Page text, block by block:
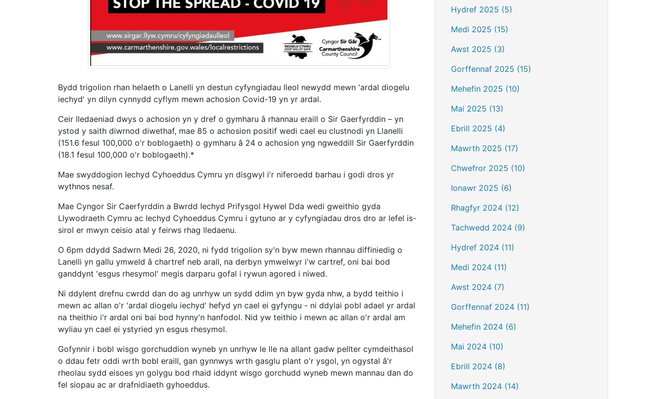
Bydd trigolion rhan helaeth o Lanelli yn destun cyfyngiadau lleol newydd mewn 'ardal diogelu
iechyd' yn dilyn cynnydd cyflym mewn achosion Covid-19 yn yr ardal.
Ceir lledaeniad dwys o achosion yn y dref o gymharu â rhannau eraill o Sir Gaerfyrddin – yn
ystod y saith diwrnod diwethaf, mae 85 o achosion positif wedi cael eu clustnodi yn Llanelli
(151.6 fesul 100,000 o'r boblogaeth) o gymharu â 24 o achosion yng ngweddill Sir Gaerfyrddin
(18.1 fesul 100,000 o'r boblogaeth).*
Mae swyddogion Iechyd Cyhoeddus Cymru yn disgwyl i'r niferoedd barhau i godi dros yr
wythnos nesaf.
Mae Cyngor Sir Caerfyrddin a Bwrdd Iechyd Prifysgol Hywel Dda wedi gweithio gyda
Llywodraeth Cymru ac Iechyd Cyhoeddus Cymru i gytuno ar y cyfyngiadau dros dro ar lefel is-
sirol er mwyn ceisio atal y feirws rhag lledaenu.
O 6pm ddydd Sadwrn Medi 26, 2020, ni fydd trigolion sy'n byw mewn rhannau diffiniedig o
Lanelli yn gallu ymweld â chartref neb arall, na derbyn ymwelwyr i'w cartref, oni bai bod
ganddynt 'esgus rhesymol' megis darparu gofal i rywun agored i niwed.
Ni ddylent drefnu cwrdd dan do ag unrhyw un sydd ddim yn byw gyda nhw, a bydd teithio i
mewn ac allan o'r 'ardal diogelu iechyd' hefyd yn cael ei gyfyngu - ni ddylai pobl adael yr ardal
na theithio i'r ardal oni bai bod hynny'n hanfodol. Nid yw teithio i mewn ac allan o'r ardal am
wyliau yn cael ei ystyried yn esgus rhesymol.
Gofynnir i bobl wisgo gorchuddion wyneb yn unrhyw le lle na allant gadw pellter cymdeithasol
o ddau fetr oddi wrth bobl eraill, gan gynnwys wrth gasglu plant o'r ysgol, yn ogystal â'r
rheolau sydd eisoes yn golygu bod rhaid iddynt wisgo gorchudd wyneb mewn mannau dan do
fel siopau ac ar drafnidiaeth gyhoeddus.
Hydref 2025 (5)
Medi 2025 (15)
Awst 2025 (3)
Gorffennaf 2025 (15)
Mehefin 2025 (10)
Mai 2025 (13)
Ebrill 2025 (4)
Mawrth 2025 (17)
Chwefror 2025 (10)
Ionawr 2025 (6)
Rhagfyr 2024 (12)
Tachwedd 2024 (9)
Hydref 2024 (11)
Medi 2024 (11)
Awst 2024 (7)
Gorffennaf 2024 (11)
Mehefin 2024 (6)
Mai 2024 (10)
Ebrill 2024 (8)
Mawrth 2024 (14)